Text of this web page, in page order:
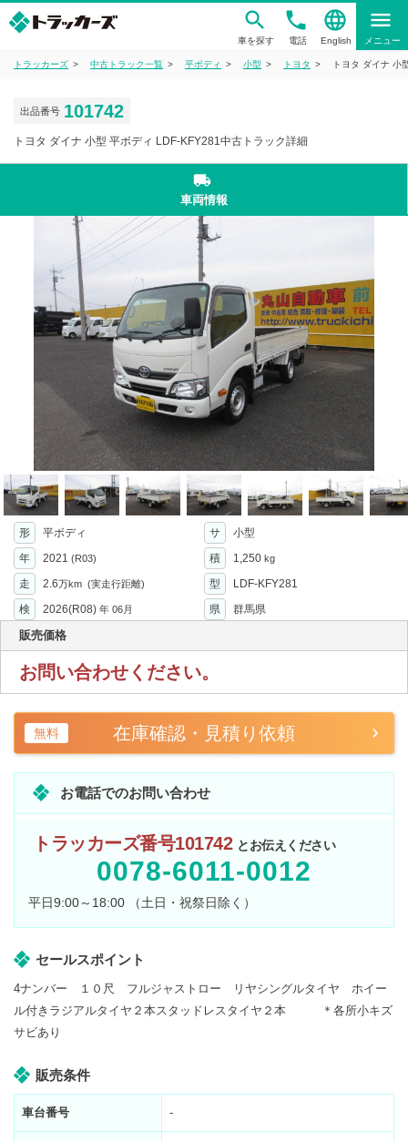
車を探す
phone
電話
language
English
menu
メニュー
トラッカーズ 中古トラック一覧 平ボディ 小型 トヨタ トヨタ ダイナ 小
出品番号 101742
トヨタ ダイナ 小型 平ボディ LDF-KFY281中古トラック詳細
local_shipping
車両情報
形 平ボディ サ
小型
年
2021 (R03) 積 1,250 kg
走 2.6万km (実走行距離) 型
LDF-KFY281
検
2026(R08) 年 06月 県 群馬県
販売価格
お問い合わせください。
無料 在庫確認・見積り依頼
お電話でのお問い合わせ
トラッカーズ番号101742 とお伝えください
0078-6011-0012
平日9:00～18:00 （土日・祝祭日除く）
セールスポイント
4ナンバー １０尺 フルジャストロー リヤシングルタイヤ ホイー
ル付きラジアルタイヤ２本スタッドレスタイヤ２本 ＊各所小キズ
サビあり
販売条件
車台番号 -